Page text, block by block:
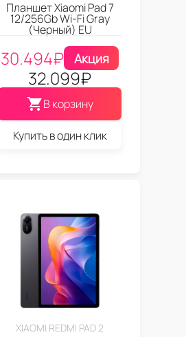
Планшет Xiaomi Pad 7
12/256Gb Wi-Fi Gray
(Черный) EU
30.494₽ Акция
32.099₽
В корзину
Купить в один клик
XIAOMI REDMI PAD 2